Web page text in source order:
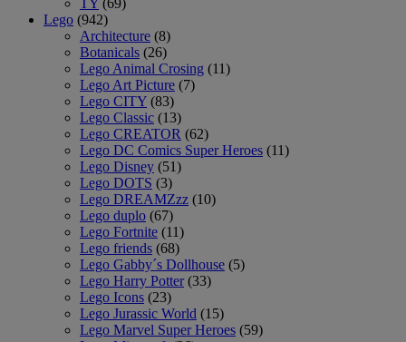
TY (69)
Lego (942)
Architecture (8)
Botanicals (26)
Lego Animal Crosing (11)
Lego Art Picture (7)
Lego CITY (83)
Lego Classic (13)
Lego CREATOR (62)
Lego DC Comics Super Heroes (11)
Lego Disney (51)
Lego DOTS (3)
Lego DREAMZzz (10)
Lego duplo (67)
Lego Fortnite (11)
Lego friends (68)
Lego Gabby´s Dollhouse (5)
Lego Harry Potter (33)
Lego Icons (23)
Lego Jurassic World (15)
Lego Marvel Super Heroes (59)